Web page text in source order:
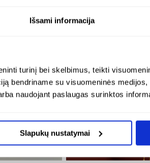
Išsami informacija
turinį bei skelbimus, teikti
bendriname su visuomeninės
naudojant paslaugas surinktos
Slapukų nustatymai